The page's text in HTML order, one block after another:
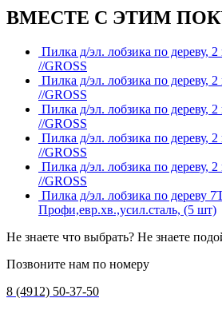
ВМЕСТЕ С ЭТИМ
Пилка д/эл. лобзика по дереву,
//GROSS
Пилка д/эл. лобзика по дереву,
//GROSS
Пилка д/эл. лобзика по дереву,
//GROSS
Пилка д/эл. лобзика по дереву,
//GROSS
Пилка д/эл. лобзика по дереву,
//GROSS
Пилка д/эл. лобзика по дереву
Профи,евр.хв.,усил.сталь, (5 шт)
Не знаете что выбрать? Не знаете
Позвоните нам по номеру
8 (4912) 50-37-50